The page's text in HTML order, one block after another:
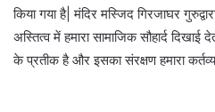
किया गया है| मंदिर मस्जिद गिरजाघर
अस्तित्व में हमारा सामाजिक सौहार्द
के प्रतीक है और इसका संरक्षण हमारा